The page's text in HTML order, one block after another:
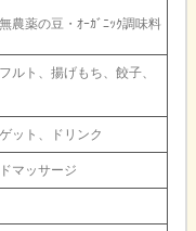
農薬の豆・ｵｰｶﾞﾆｯｸ調味料
ルト、揚げもち、餃子、
ット、ドリンク
マッサージ